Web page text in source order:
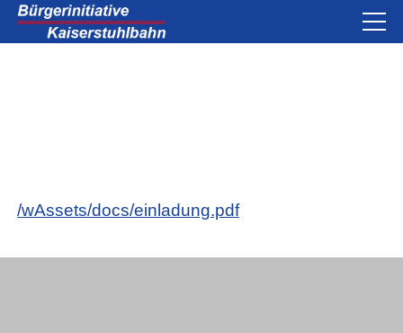
/wAssets/docs/einladung.pdf